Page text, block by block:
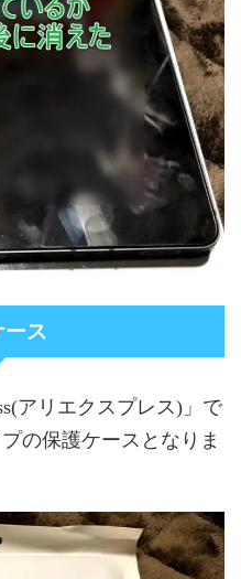
ス
アリエクスプレス)」で
の保護ケースとなりま